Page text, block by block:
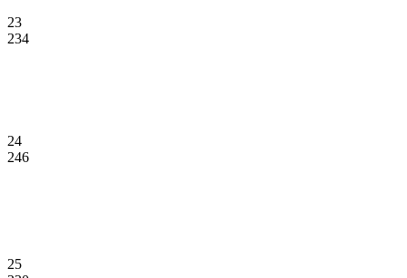
23
234
24
246
25